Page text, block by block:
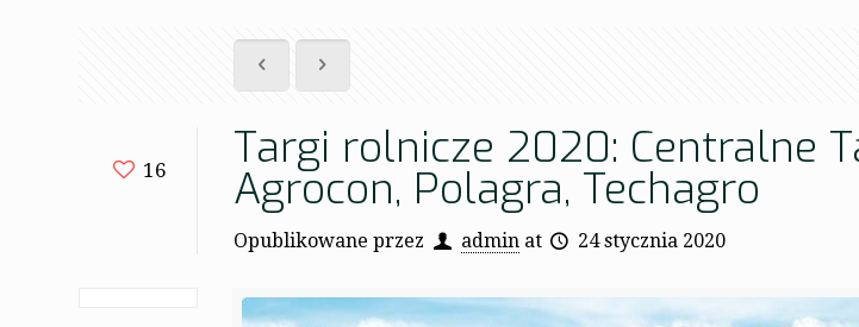
16 Targi rolnicze 2020: Centralne
Agrocon, Polagra, Techagro
Opublikowane przez admin at 24 stycznia 2020